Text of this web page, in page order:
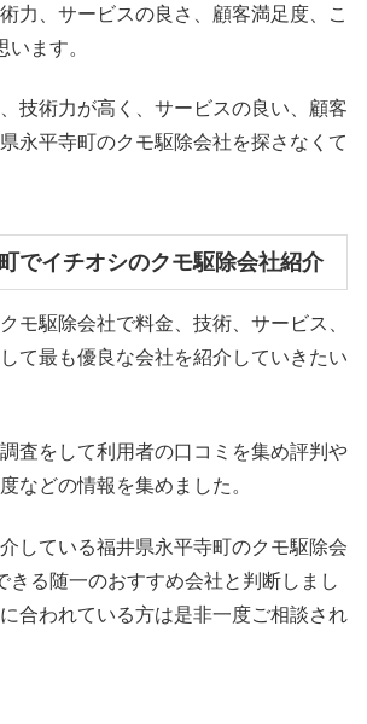
力、サービスの良さ、顧客満足度、こ
ます。
技術力が高く、サービスの良い、顧客
永平寺町のクモ駆除会社を探さなくて
でイチオシのクモ駆除会社紹介
モ駆除会社で料金、技術、サービス、
て最も優良な会社を紹介していきたい
査をして利用者の口コミを集め評判や
などの情報を集めました。
している福井県永平寺町のクモ駆除会
きる随一のおすすめ会社と判断しまし
合われている方は是非一度ご相談され